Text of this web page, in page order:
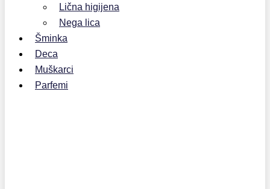
Lična higijena
Nega lica
Šminka
Deca
Muškarci
Parfemi